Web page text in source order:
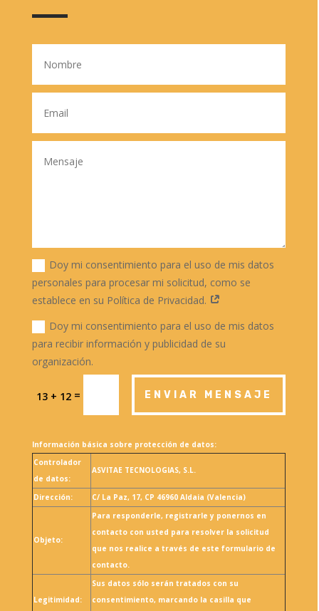
Doy mi consentimiento para el uso de mis datos
personales para procesar mi solicitud, como se
establece en su Política de Privacidad.
Doy mi consentimiento para el uso de mis datos
para recibir información y publicidad de su
organización.
13 + 12 = ENVIAR MENSAJE
Información básica sobre protección de datos:
Controlador
de datos:
ASVITAE TECNOLOGIAS, S.L.
Dirección: C/ La Paz, 17, CP 46960 Aldaia (Valencia)
Objeto:
Para responderle, registrarle y ponernos en
contacto con usted para resolver la solicitud
que nos realice a través de este formulario de
contacto.
Legitimidad:
Sus datos sólo serán tratados con su
consentimiento, marcando la casilla que